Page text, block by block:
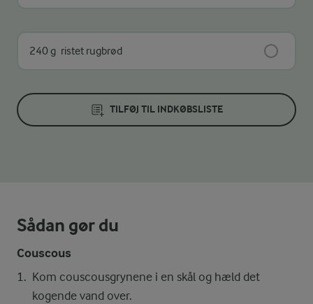
240 g ristet rugbrød
TILFØJ TIL INDKØBSLISTE
Sådan gør du
Couscous
Kom couscousgrynene i en skål og hæld det
kogende vand over.